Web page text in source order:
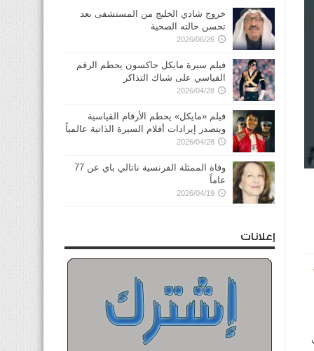
خروج شادي الخليج من المستشفى بعد
تحسن حالته الصحية
2026/06/26
فيلم سيرة مايكل جاكسون يحطم الرقم
القياسي على شباك التذاكر
2026/04/28
فيلم «مايكل» يحطم الأرقام القياسية
ويتصدر إيرادات أفلام السيرة الذاتية عالمياً
2026/04/28
وفاة الممثلة الفرنسية ناتالي باي عن 77
عاماً
2026/04/19
إعلانات